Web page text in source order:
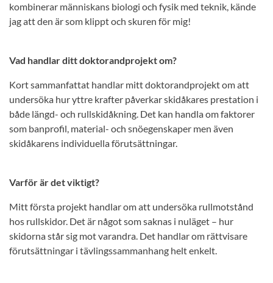
kombinerar människans biologi och fysik med teknik, kände
jag att den är som klippt och skuren för mig!
Vad handlar ditt doktorandprojekt om?
Kort sammanfattat handlar mitt doktorandprojekt om att
undersöka hur yttre krafter påverkar skidåkares prestation i
både längd- och rullskidåkning. Det kan handla om faktorer
som banprofil, material- och snöegenskaper men även
skidåkarens individuella förutsättningar.
Varför är det viktigt?
Mitt första projekt handlar om att undersöka rullmotstånd
hos rullskidor. Det är något som saknas i nuläget – hur
skidorna står sig mot varandra. Det handlar om rättvisare
förutsättningar i tävlingssammanhang helt enkelt.